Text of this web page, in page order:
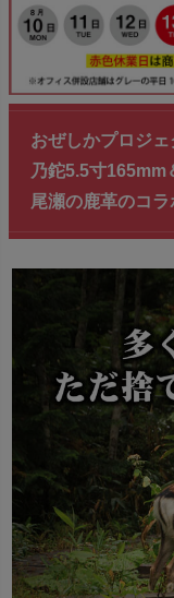
おぜしかプロジ
乃鉈5.5寸165mm
尾瀬の鹿革のコラ